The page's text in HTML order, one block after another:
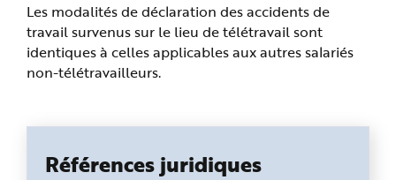
Les modalités de déclaration des accidents de
travail survenus sur le lieu de télétravail sont
identiques à celles applicables aux autres salariés
non-télétravailleurs.
Références juridiques